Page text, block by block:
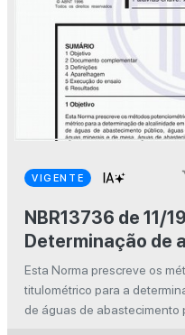
VIGENTE
NBR13736 de 11/1996 - Água -
Determinação de
potenciométrico
Esta Norma prescreve os
titulométrico para a
de águas de